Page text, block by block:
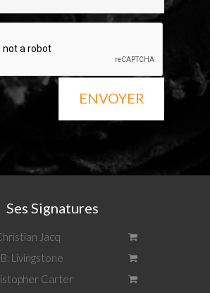
ENVOYER
Ses Signatures
Jacq
B. Livingstone
Carter